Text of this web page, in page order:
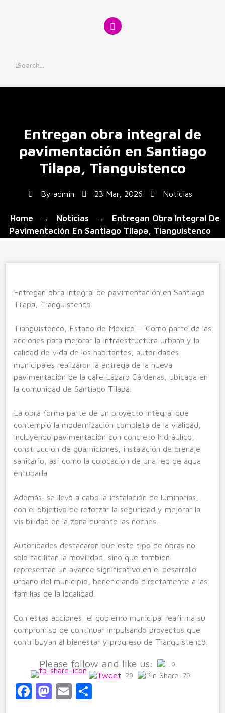
Entregan obra integral de
pavimentación en Santiago
Tilapa, Tianguistenco
By admin 23 Mar, 2026 Noticias
Home → Noticias →
Entregan Obra Integral De
Pavimentación En Santiago Tilapa, Tianguistenco
Entregan obra integral de pavimentación en Santiago
Tilapa, Tianguistenco
Tianguistenco, Estado de México.— Como parte de las
acciones para mejorar la infraestructura urbana y la
calidad de vida de los habitantes, autoridades
municipales realizaron la entrega de la nueva
pavimentación de la calle Lázaro Cárdenas, ubicada en
la comunidad de Santiago Tilapa.
La obra forma parte de un proyecto integral que
contempló la modernización completa de la vialidad,
incluyendo pavimentación con concreto hidráulico,
construcción de guarniciones, instalación de drenaje
sanitario, así como la colocación de una red de agua
entubada.
Además, se llevó a cabo la instalación de luminarias,
con el objetivo de reforzar la seguridad y mejorar la
visibilidad en la zona durante las noches.
Autoridades destacaron que este tipo de obras no
solo facilitan la movilidad, sino que también
representan un avance significativo en el desarrollo
urbano del municipio, beneficiando directamente a las
familias de la localidad.
Con estas acciones, el gobierno municipal reafirma su
compromiso de continuar impulsando proyectos que
contribuyan al bienestar y progreso de Tianguistenco.
Please follow and like us:
0
20
20
F
M E